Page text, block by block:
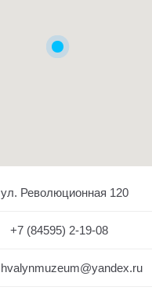
ул. Революционная 120
+7 (84595) 2-19-08
hvalynmuzeum@yandex.ru